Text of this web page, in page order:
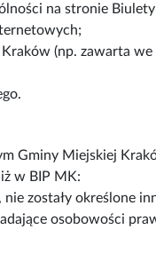
na stronie
(np. zawarta
Gminy Miejskiej
w BIP MK:
zostały określone
osobowości